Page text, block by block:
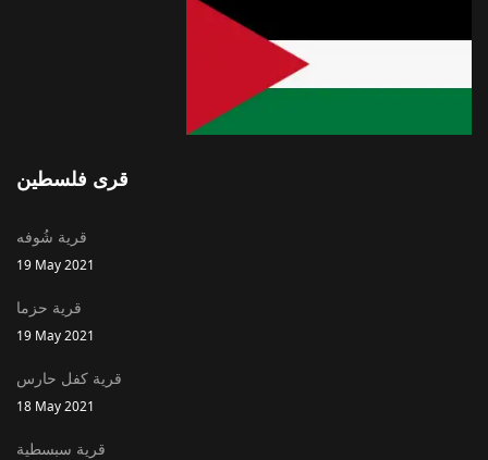
قرى فلسطين
قرية شُوفه
19 May 2021
قرية حزما
19 May 2021
قرية كفل حارس
18 May 2021
قرية سبسطية